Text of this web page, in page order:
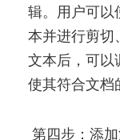
辑。用户可以
本并进行剪切
文本后，可以
使其符合文档
第四步：添